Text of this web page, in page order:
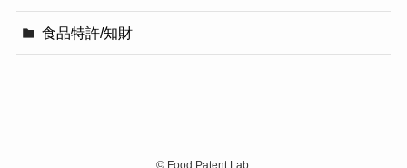
食品特許/知財